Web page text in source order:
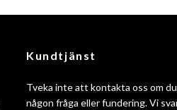
Kundtjänst
Tveka inte att kontakta oss om
någon fråga eller fundering. Vi